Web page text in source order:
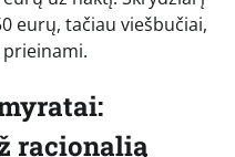
eurų, tačiau viešbučiai,
racionalią